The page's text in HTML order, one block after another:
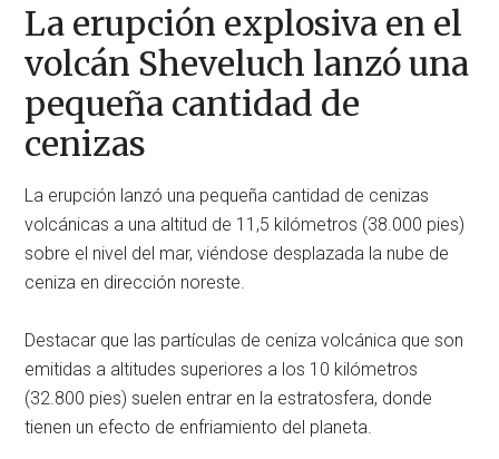
La erupción explosiva en el
volcán Sheveluch lanzó una
pequeña cantidad de
cenizas
La erupción lanzó una pequeña cantidad de cenizas
volcánicas a una altitud de 11,5 kilómetros (38.000 pies)
sobre el nivel del mar, viéndose desplazada la nube de
ceniza en dirección noreste.
Destacar que las partículas de ceniza volcánica que son
emitidas a altitudes superiores a los 10 kilómetros
(32.800 pies) suelen entrar en la estratosfera, donde
tienen un efecto de enfriamiento del planeta.